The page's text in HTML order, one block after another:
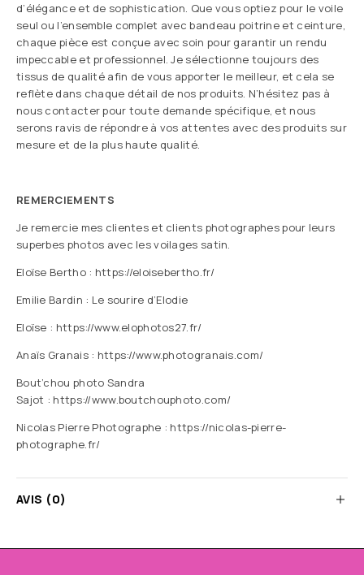
d’élégance et de sophistication. Que vous optiez pour le voile
seul ou l’ensemble complet avec bandeau poitrine et ceinture,
chaque pièce est conçue avec soin pour garantir un rendu
impeccable et professionnel. Je sélectionne toujours des
tissus de qualité afin de vous apporter le meilleur, et cela se
reflète dans chaque détail de nos produits. N’hésitez pas à
nous contacter pour toute demande spécifique, et nous
serons ravis de répondre à vos attentes avec des produits sur
mesure et de la plus haute qualité.
REMERCIEMENTS
Je remercie mes clientes et clients photographes pour leurs
superbes photos avec les voilages satin.
Eloïse Bertho : https://eloisebertho.fr/
Emilie Bardin : Le sourire d’Elodie
Eloïse : https://www.elophotos27.fr/
Anaïs Granais : https://www.photogranais.com/
Bout’chou photo Sandra
Sajot : https://www.boutchouphoto.com/
Nicolas Pierre Photographe : https://nicolas-pierre-
photographe.fr/
AVIS (0)